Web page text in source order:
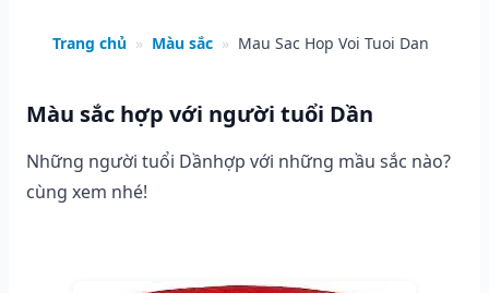
Trang chủ » Màu sắc » Mau Sac Hop Voi Tuoi Dan
Màu sắc hợp với người tuổi Dần
Những người tuổi Dầnhợp với những mầu sắc nào?
cùng xem nhé!